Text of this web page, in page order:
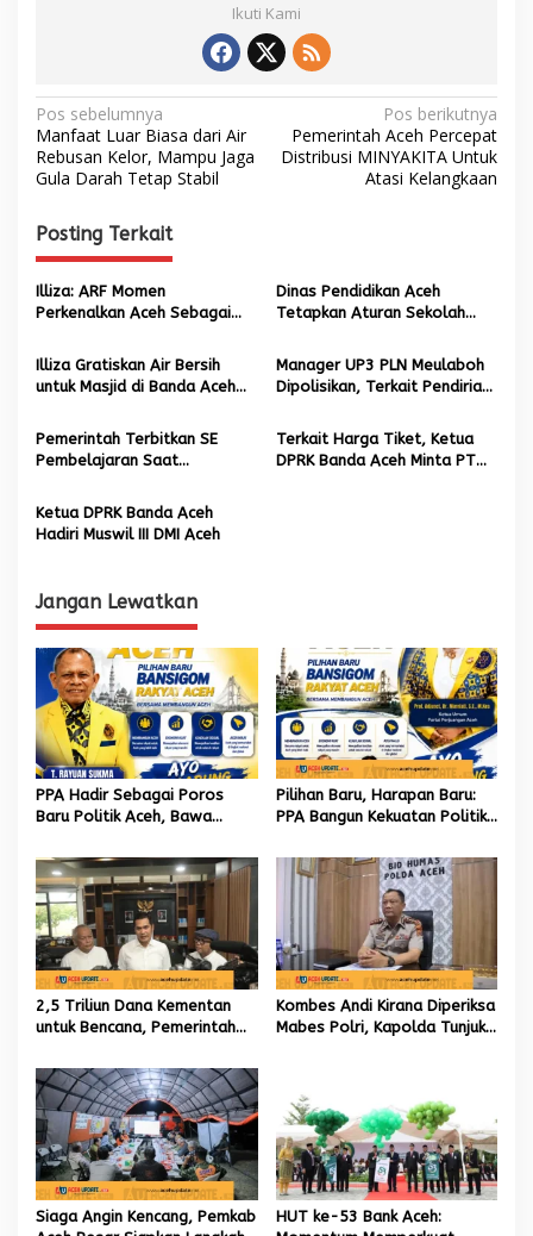
Ikuti Kami
N
a
v
i
g
a
s
i
p
s
Pos sebelumnya
Manfaat Luar Biasa dari Air
Rebusan Kelor, Mampu Jaga
Gula Darah Tetap Stabil
Pos berikutnya
Pemerintah Aceh Percepat
Distribusi MINYAKITA Untuk
Atasi Kelangkaan
Posting Terkait
Illiza: ARF Momen
Perkenalkan Aceh Sebagai
Indonesia
Dinas Pendidikan Aceh
Tetapkan Aturan Sekolah
Illiza Gratiskan Air Bersih
untuk Masjid di Banda Aceh
Manager UP3 PLN Meulaboh
Dipolisikan, Terkait Pendirian
Pemerintah Terbitkan SE
Pembelajaran Saat
Terkait Harga Tiket, Ketua
DPRK Banda Aceh Minta PT
Ketua DPRK Banda Aceh
Hadiri Muswil III DMI Aceh
Jangan Lewatkan
PPA Hadir Sebagai Poros
Baru Politik Aceh, Bawa
Internasional untuk Kemajuan
Daerah
Pilihan Baru, Harapan Baru:
PPA Bangun Kekuatan Politik
2,5 Triliun Dana Kementan
untuk Bencana, Pemerintah
Kombes Andi Kirana Diperiksa
Mabes Polri, Kapolda Tunjuk
Aceh
Siaga Angin Kencang, Pemkab
HUT ke-53 Bank Aceh: